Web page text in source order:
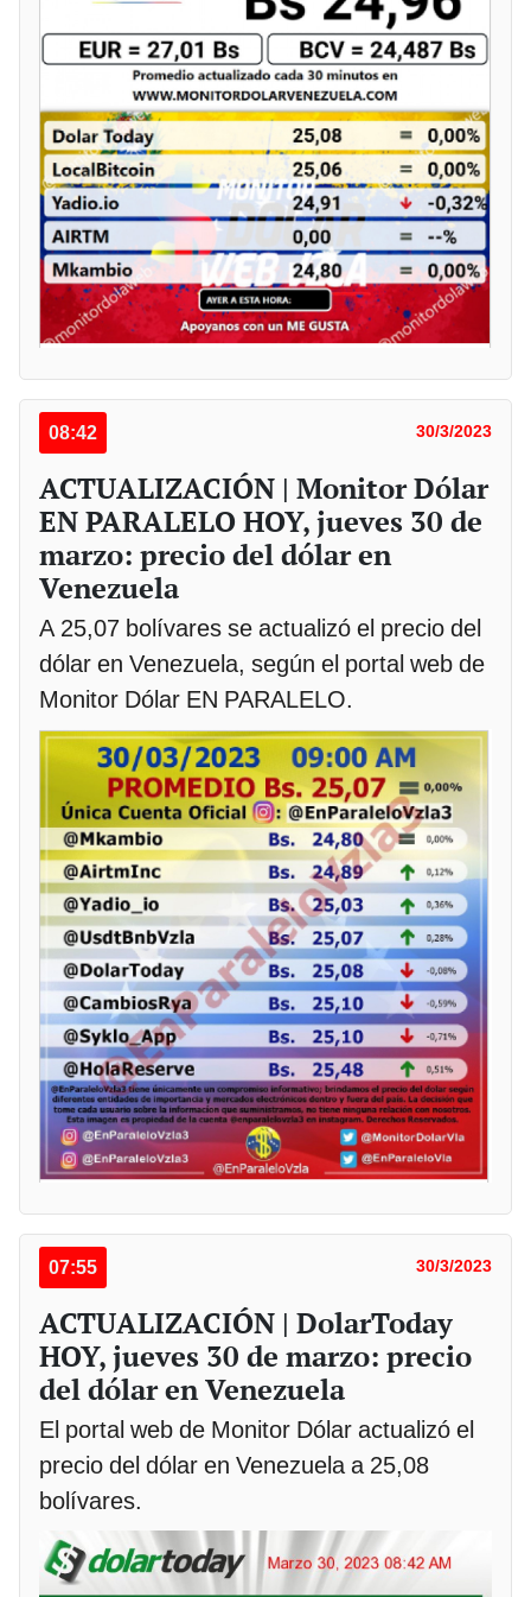
08:42 30/3/2023
ACTUALIZACIÓN | Monitor Dólar
EN PARALELO HOY, jueves 30 de
marzo: precio del dólar en
Venezuela
A 25,07 bolívares se actualizó el precio del
dólar en Venezuela, según el portal web de
Monitor Dólar EN PARALELO.
07:55 30/3/2023
ACTUALIZACIÓN | DolarToday
HOY, jueves 30 de marzo: precio
del dólar en Venezuela
El portal web de Monitor Dólar actualizó el
precio del dólar en Venezuela a 25,08
bolívares.